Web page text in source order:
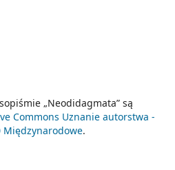
„Neodidagmata” są
Commons Uznanie autorstwa -
Międzynarodowe.